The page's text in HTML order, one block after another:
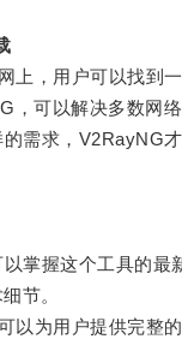
，用户可以找到一
，可以解决多数网络
求，V2RayNG才
握这个工具的最
节。
为用户提供完整的